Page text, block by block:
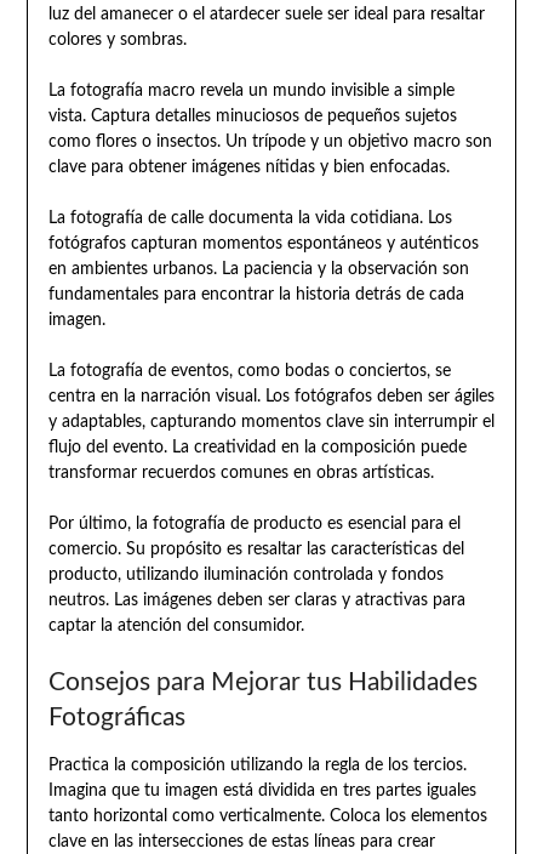
luz del amanecer o el atardecer suele ser ideal para resaltar
colores y sombras.
La fotografía macro revela un mundo invisible a simple
vista. Captura detalles minuciosos de pequeños sujetos
como flores o insectos. Un trípode y un objetivo macro son
clave para obtener imágenes nítidas y bien enfocadas.
La fotografía de calle documenta la vida cotidiana. Los
fotógrafos capturan momentos espontáneos y auténticos
en ambientes urbanos. La paciencia y la observación son
fundamentales para encontrar la historia detrás de cada
imagen.
La fotografía de eventos, como bodas o conciertos, se
centra en la narración visual. Los fotógrafos deben ser ágiles
y adaptables, capturando momentos clave sin interrumpir el
flujo del evento. La creatividad en la composición puede
transformar recuerdos comunes en obras artísticas.
Por último, la fotografía de producto es esencial para el
comercio. Su propósito es resaltar las características del
producto, utilizando iluminación controlada y fondos
neutros. Las imágenes deben ser claras y atractivas para
captar la atención del consumidor.
Consejos para Mejorar tus Habilidades
Fotográficas
Practica la composición utilizando la regla de los tercios.
Imagina que tu imagen está dividida en tres partes iguales
tanto horizontal como verticalmente. Coloca los elementos
clave en las intersecciones de estas líneas para crear